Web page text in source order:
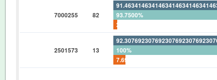
7000255 82
93.7500%
2501573 13
100%